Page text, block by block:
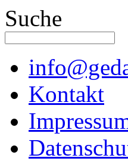
Suche
Kontakt